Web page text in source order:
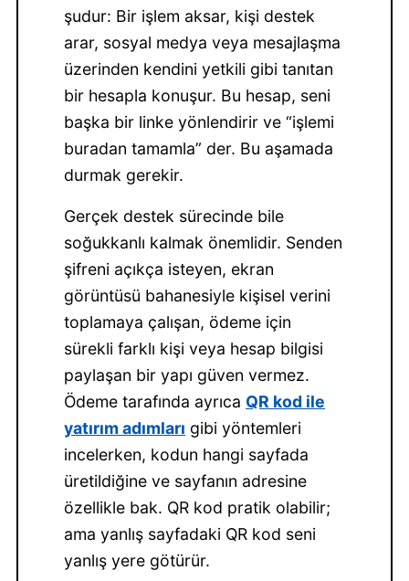
şudur: Bir işlem aksar, kişi destek
arar, sosyal medya veya mesajlaşma
üzerinden kendini yetkili gibi tanıtan
bir hesapla konuşur. Bu hesap, seni
başka bir linke yönlendirir ve “işlemi
buradan tamamla” der. Bu aşamada
durmak gerekir.
Gerçek destek sürecinde bile
soğukkanlı kalmak önemlidir. Senden
şifreni açıkça isteyen, ekran
görüntüsü bahanesiyle kişisel verini
toplamaya çalışan, ödeme için
sürekli farklı kişi veya hesap bilgisi
paylaşan bir yapı güven vermez.
Ödeme tarafında ayrıca QR kod ile
yatırım adımları gibi yöntemleri
incelerken, kodun hangi sayfada
üretildiğine ve sayfanın adresine
özellikle bak. QR kod pratik olabilir;
ama yanlış sayfadaki QR kod seni
yanlış yere götürür.